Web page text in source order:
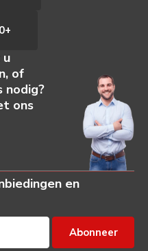
of
nodig?
ons
en
Abonneer